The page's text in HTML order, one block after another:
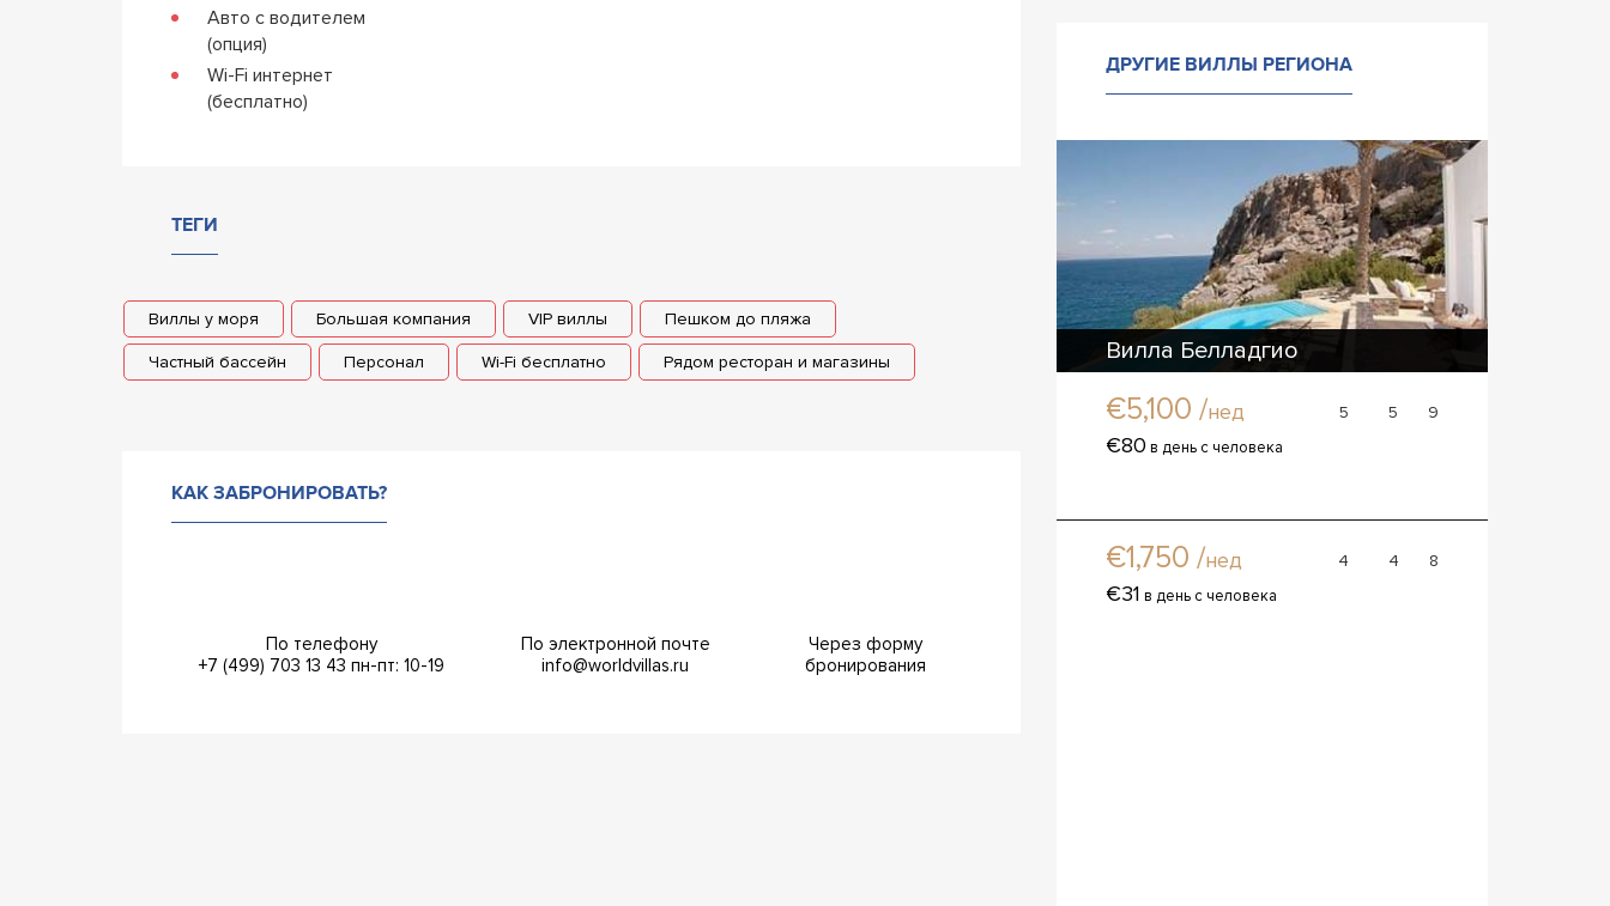
Авто с водителем
(опция)
Wi-Fi интернет
(бесплатно)
ТЕГИ
Виллы у моря Большая компания VIP виллы Пешком до пляжа
Частный бассейн Персонал Wi-Fi бесплатно Рядом ресторан и магазины
КАК ЗАБРОНИРОВАТЬ?
По телефону
+7 (499) 703 13 43 пн-пт: 10-19
По электронной почте
info@worldvillas.ru
Через форму
бронирования
ДРУГИЕ ВИЛЛЫ РЕГИОНА
Вилла Белладгио Вилла Белладгио
€5,100 /нед 5 5 9
€80 в день с человека
€1,750 /нед 4 4 8
€31 в день с человека